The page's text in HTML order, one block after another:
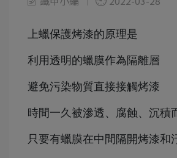
上蠟保護烤漆的原理是
利用透明的蠟膜作為隔離層
避免污染物質直接接觸烤漆
時間一久被滲透、腐蝕、沉積
只要有蠟膜在中間隔開烤漆和